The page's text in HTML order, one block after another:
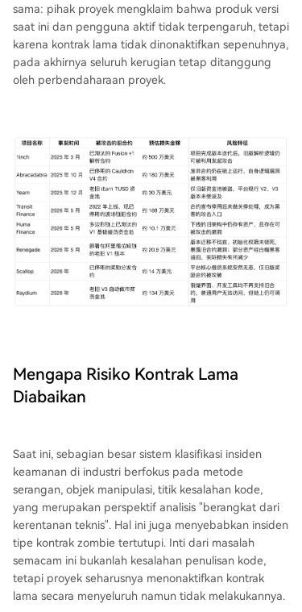
sama: pihak proyek mengklaim bahwa produk versi
saat ini dan pengguna aktif tidak terpengaruh, tetapi
karena kontrak lama tidak dinonaktifkan sepenuhnya,
pada akhirnya seluruh kerugian tetap ditanggung
oleh perbendaharaan proyek.
Mengapa Risiko Kontrak Lama
Diabaikan
Saat ini, sebagian besar sistem klasifikasi insiden
keamanan di industri berfokus pada metode
serangan, objek manipulasi, titik kesalahan kode,
yang merupakan perspektif analisis "berangkat dari
kerentanan teknis". Hal ini juga menyebabkan insiden
tipe kontrak zombie tertutupi. Inti dari masalah
semacam ini bukanlah kesalahan penulisan kode,
tetapi proyek seharusnya menonaktifkan kontrak
lama secara menyeluruh namun tidak melakukannya.